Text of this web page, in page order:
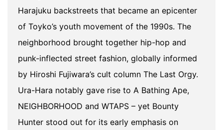
Harajuku backstreets that became an epicenter
of Toyko’s youth movement of the 1990s. The
neighborhood brought together hip-hop and
punk-inflected street fashion, globally informed
by Hiroshi Fujiwara’s cult column The Last Orgy.
Ura-Hara notably gave rise to A Bathing Ape,
NEIGHBORHOOD and WTAPS – yet Bounty
Hunter stood out for its early emphasis on